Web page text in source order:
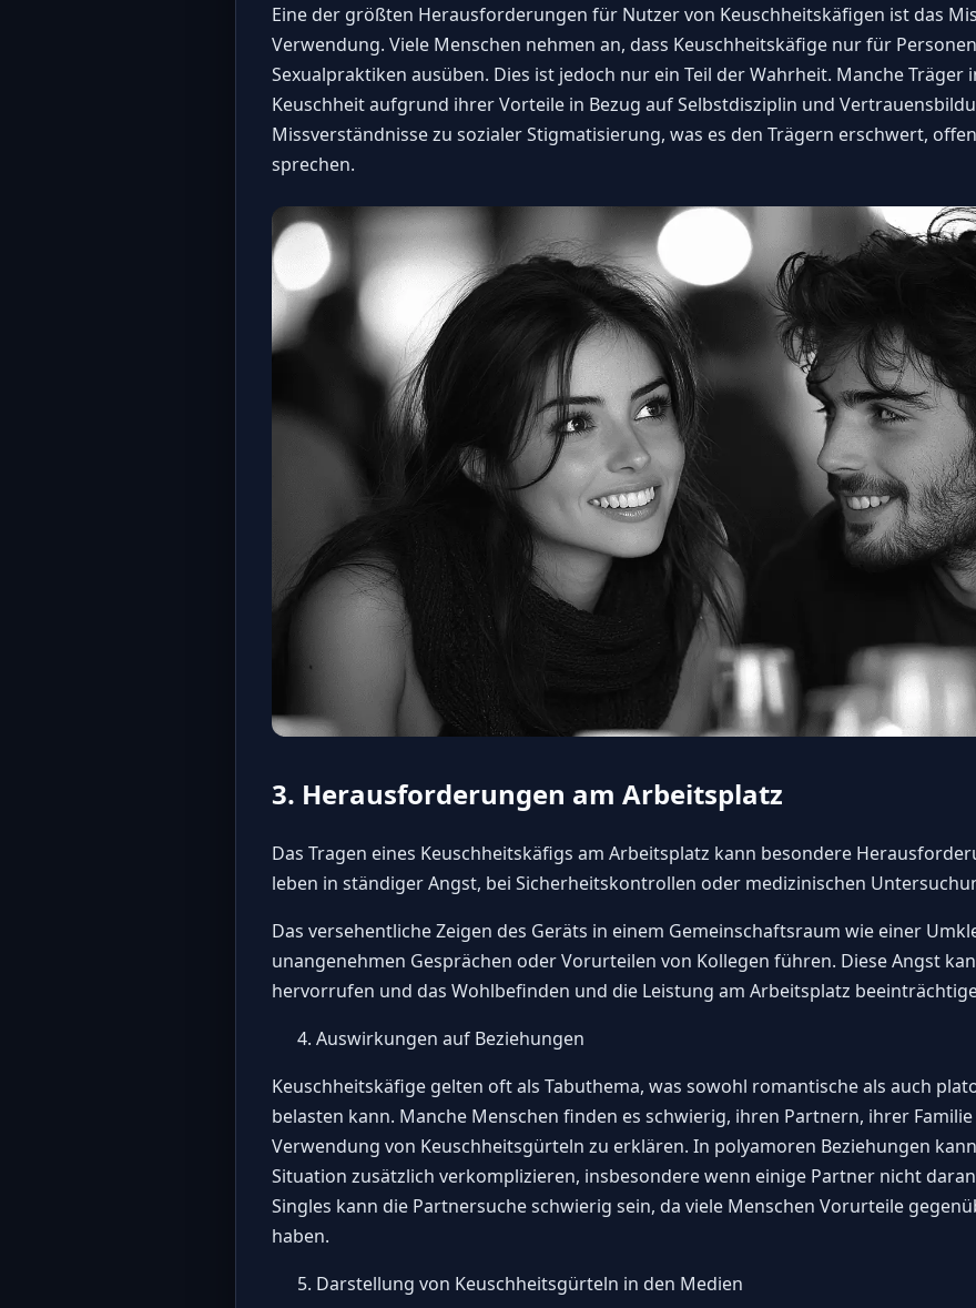
Eine der größten Herausforderungen für Nutzer von Keuschheitskäfigen ist das
Verwendung. Viele Menschen nehmen an, dass Keuschheitskäfige nur für
Sexualpraktiken ausüben. Dies ist jedoch nur ein Teil der Wahrheit. Manche Träger
Keuschheit aufgrund ihrer Vorteile in Bezug auf Selbstdisziplin und
Missverständnisse zu sozialer Stigmatisierung, was es den Trägern erschwert,
sprechen.
3. Herausforderungen am Arbeitsplatz
Das Tragen eines Keuschheitskäfigs am Arbeitsplatz kann besondere
leben in ständiger Angst, bei Sicherheitskontrollen oder medizinischen
Das versehentliche Zeigen des Geräts in einem Gemeinschaftsraum wie einer
unangenehmen Gesprächen oder Vorurteilen von Kollegen führen. Diese Angst
hervorrufen und das Wohlbefinden und die Leistung am Arbeitsplatz
Auswirkungen auf Beziehungen
Keuschheitskäfige gelten oft als Tabuthema, was sowohl romantische als auch
belasten kann. Manche Menschen finden es schwierig, ihren Partnern, ihrer
Verwendung von Keuschheitsgürteln zu erklären. In polyamoren Beziehungen
Situation zusätzlich verkomplizieren, insbesondere wenn einige Partner nicht
Singles kann die Partnersuche schwierig sein, da viele Menschen Vorurteile
haben.
Darstellung von Keuschheitsgürteln in den Medien